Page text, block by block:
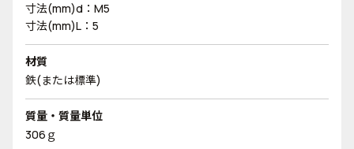
寸法(mm)d：M5
寸法(mm)L：5
材質
鉄(または標準)
質量・質量単位
306ｇ